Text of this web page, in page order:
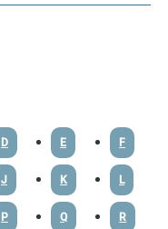
D E F
J K L
P Q R